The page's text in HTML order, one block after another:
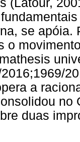
(Latour,
se apóia.
o
a
no
duas